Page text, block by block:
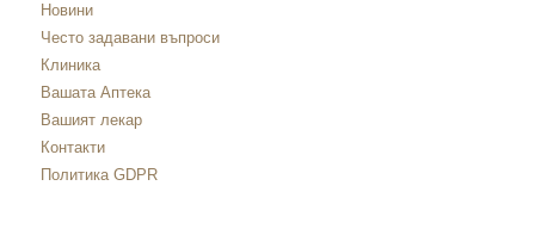
Новини
Често задавани въпроси
Клиника
Вашата Аптека
Вашият лекар
Контакти
Политика GDPR